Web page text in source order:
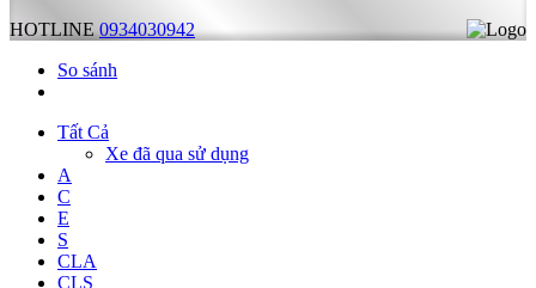
HOTLINE 0934030942
So sánh
Tất Cả
Xe đã qua sử dụng
A
C
E
S
CLA
CLS